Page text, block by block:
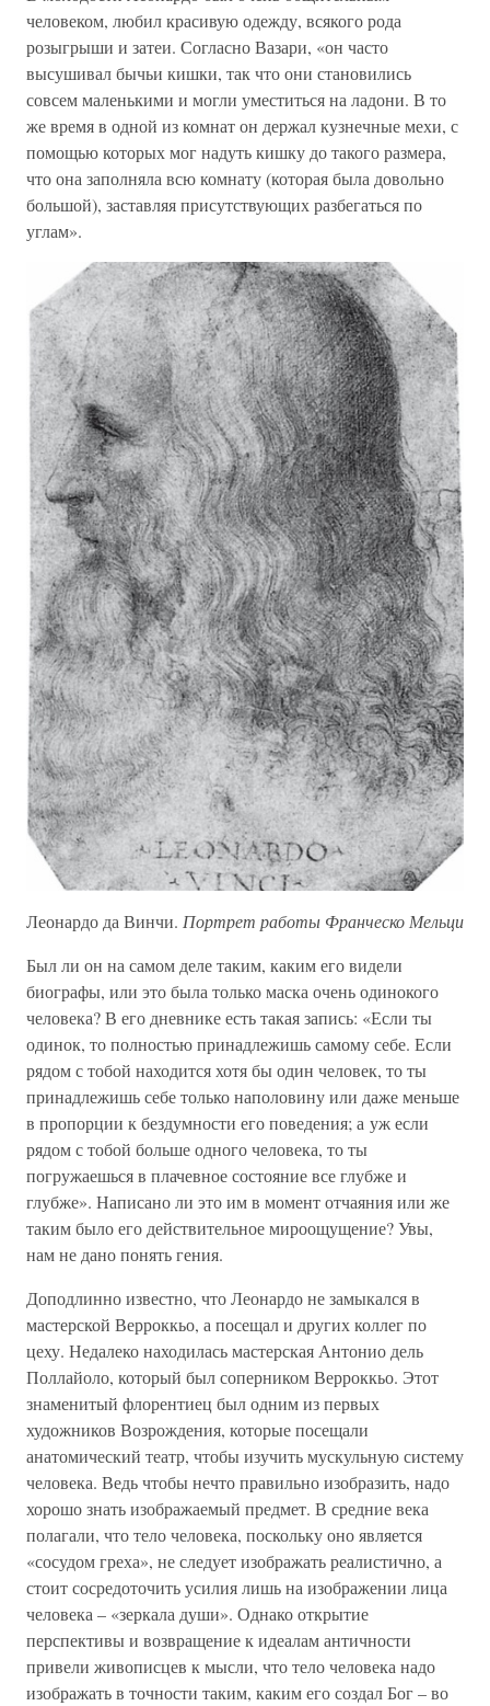
человеком, любил красивую одежду, всякого рода
розыгрыши и затеи. Согласно Вазари, «он часто
высушивал бычьи кишки, так что они становились
совсем маленькими и могли уместиться на ладони. В то
же время в одной из комнат он держал кузнечные мехи, с
помощью которых мог надуть кишку до такого размера,
что она заполняла всю комнату (которая была довольно
большой), заставляя присутствующих разбегаться по
углам».
Леонардо да Винчи. Портрет работы Франческо Мельци
Был ли он на самом деле таким, каким его видели
биографы, или это была только маска очень одинокого
человека? В его дневнике есть такая запись: «Если ты
одинок, то полностью принадлежишь самому себе. Если
рядом с тобой находится хотя бы один человек, то ты
принадлежишь себе только наполовину или даже меньше
в пропорции к бездумности его поведения; а уж если
рядом с тобой больше одного человека, то ты
погружаешься в плачевное состояние все глубже и
глубже». Написано ли это им в момент отчаяния или же
таким было его действительное мироощущение? Увы,
нам не дано понять гения.
Доподлинно известно, что Леонардо не замыкался в
мастерской Верроккьо, а посещал и других коллег по
цеху. Недалеко находилась мастерская Антонио дель
Поллайоло, который был соперником Верроккьо. Этот
знаменитый флорентиец был одним из первых
художников Возрождения, которые посещали
анатомический театр, чтобы изучить мускульную систему
человека. Ведь чтобы нечто правильно изобразить, надо
хорошо знать изображаемый предмет. В средние века
полагали, что тело человека, поскольку оно является
«сосудом греха», не следует изображать реалистично, а
стоит сосредоточить усилия лишь на изображении лица
человека – «зеркала души». Однако открытие
перспективы и возвращение к идеалам античности
привели живописцев к мысли, что тело человека надо
изображать в точности таким, каким его создал Бог – во